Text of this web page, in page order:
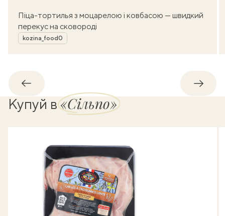
Піца-тортилья з моцарелою і ковбасою — швидкий
перекус на сковороді
Автор
kozina_food0
Назад
Купуй в«Сільпо»